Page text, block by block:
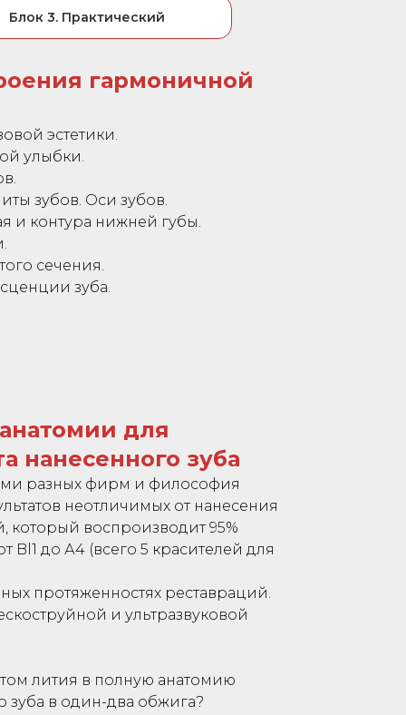
Блок 3. Практический
гармоничной
эстетики.
улыбки.
зубов. Оси зубов.
и контура нижней губы.
сечения.
зуба.
для
нанесенного зуба
разных фирм и философия
неотличимых от нанесения
воспроизводит 95%
до А4 (всего 5 красителей для
протяженностях реставраций.
и ультразвуковой
лития в полную анатомию
зуба в один-два обжига?